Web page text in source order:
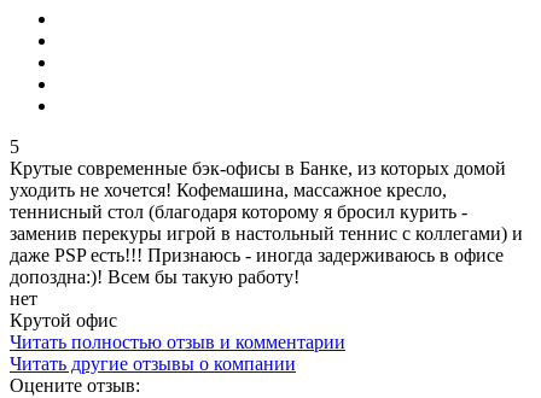
5
Крутые современные бэк-офисы в Банке, из которых домой
уходить не хочется! Кофемашина, массажное кресло,
теннисный стол (благодаря которому я бросил курить -
заменив перекуры игрой в настольный теннис с коллегами) и
даже PSP есть!!! Признаюсь - иногда задерживаюсь в офисе
допоздна:)! Всем бы такую работу!
нет
Крутой офис
Читать полностью отзыв и комментарии
Читать другие отзывы о компании
Оцените отзыв: